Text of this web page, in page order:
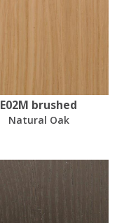
E02M brushed
Natural Oak